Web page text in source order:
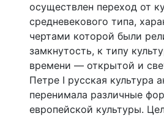
осуществлен переход от
средневекового типа,
чертами которой были
замкнутость, к типу
времени — открытой и
Петре I русская культура
перенимала различные
европейской культуры.